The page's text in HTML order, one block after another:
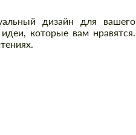
дизайн для вашего
которые вам нравятся.